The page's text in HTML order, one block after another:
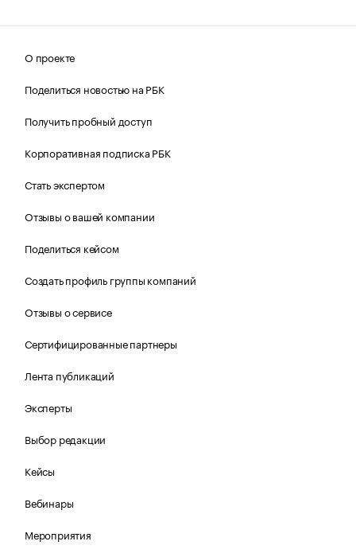
О проекте
Поделиться новостью на РБК
Получить пробный доступ
Корпоративная подписка РБК
Стать экспертом
Отзывы о вашей компании
Поделиться кейсом
Создать профиль группы компаний
Отзывы о сервисе
Сертифицированные партнеры
Лента публикаций
Эксперты
Выбор редакции
Кейсы
Вебинары
Мероприятия